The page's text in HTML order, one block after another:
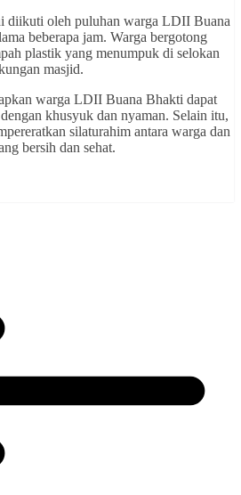
diikuti oleh puluhan warga LDII Buana
beberapa jam. Warga bergotong
plastik yang menumpuk di selokan
masjid.
warga LDII Buana Bhakti dapat
khusyuk dan nyaman. Selain itu,
silaturahim antara warga dan
bersih dan sehat.